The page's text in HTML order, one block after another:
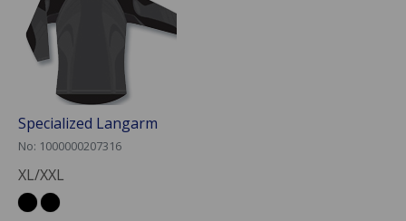
Specialized Langarm
No: 1000000207316
XL/XXL